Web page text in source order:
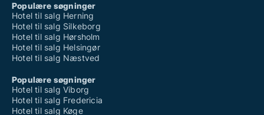
Populære søgninger
Hotel til salg Herning
Hotel til salg Silkeborg
Hotel til salg Hørsholm
Hotel til salg Helsingør
Hotel til salg Næstved
Populære søgninger
Hotel til salg Viborg
Hotel til salg Fredericia
Hotel til salg Køge